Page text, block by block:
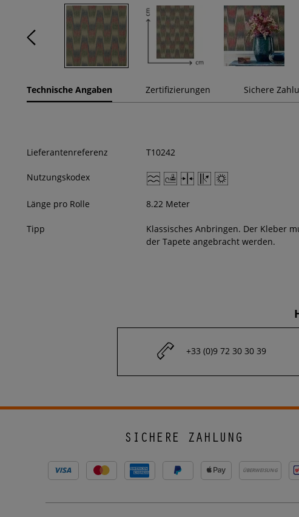
Technische Angaben Zertifizierungen Sichere
Lieferantenreferenz T10242
Nutzungskodex
Länge pro Rolle 8.22 Meter
Tipp
Klassisches Anbringen. Der Kleber
der Tapete angebracht werden.
+33 (0)9 72 30 30 39
SICHERE ZAHLUNG
ÜBERWEISUNG